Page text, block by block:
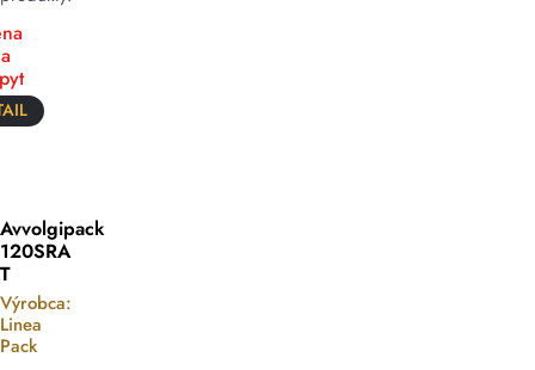
Avvolgipack
120SRA
T
Výrobca:
Linea
Pack